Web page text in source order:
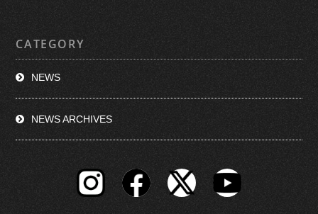
CATEGORY
NEWS
NEWS ARCHIVES